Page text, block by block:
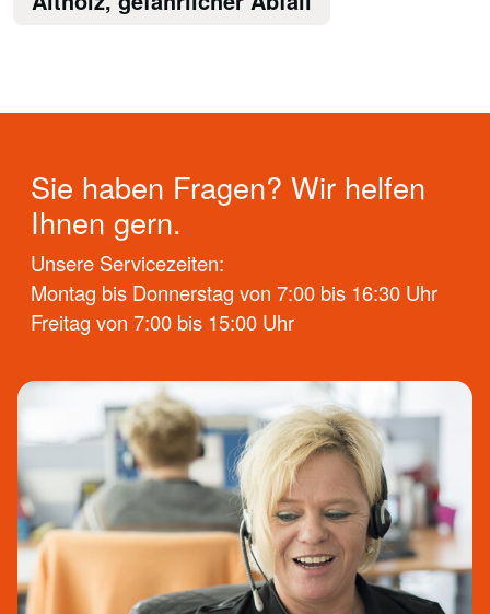
Sie haben Fragen? Wir helfen
Ihnen gern.
Unsere Servicezeiten:
Montag bis Donnerstag von 7:00 bis 16:30 Uhr
Freitag von 7:00 bis 15:00 Uhr